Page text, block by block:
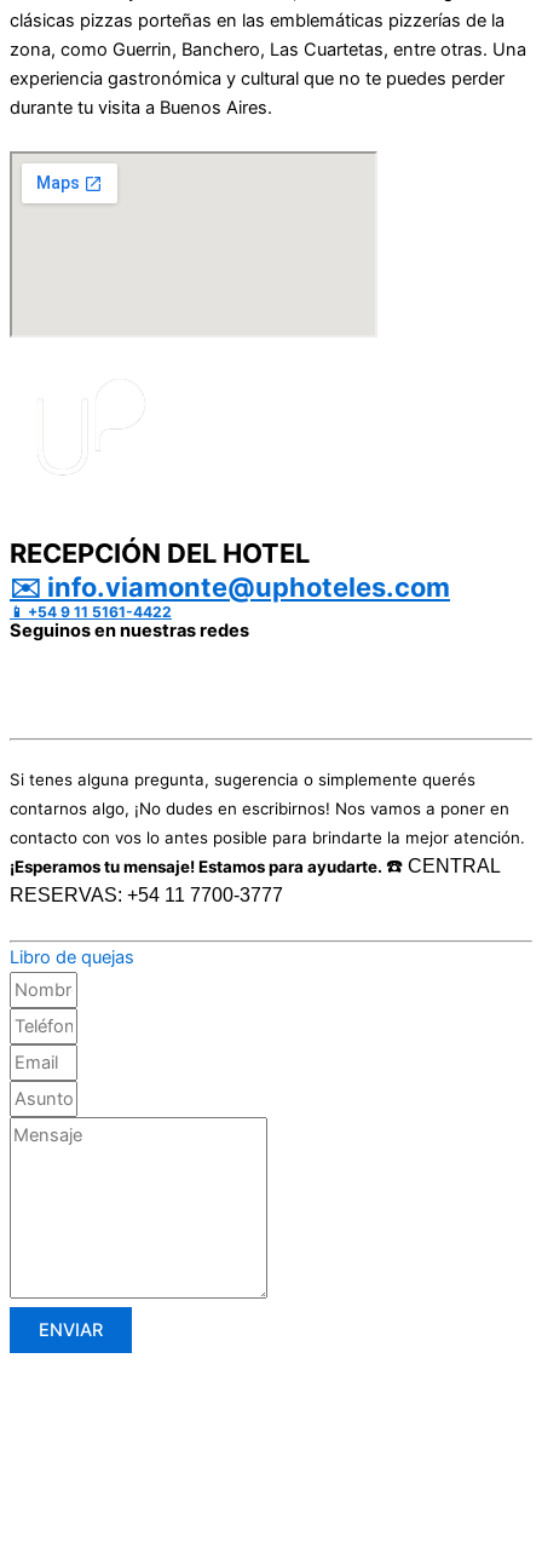
clásicas pizzas porteñas en las emblemáticas pizzerías de la
zona, como Guerrin, Banchero, Las Cuartetas, entre otras. Una
experiencia gastronómica y cultural que no te puedes perder
durante tu visita a Buenos Aires.
RECEPCIÓN DEL HOTEL
✉️ info.viamonte@uphoteles.com
📱 +54 9 11 5161-4422
Seguinos en nuestras redes
Si tenes alguna pregunta, sugerencia o simplemente querés
contarnos algo, ¡No dudes en escribirnos! Nos vamos a poner en
contacto con vos lo antes posible para brindarte la mejor atención.
¡Esperamos tu mensaje! Estamos para ayudarte. ☎️ CENTRAL
RESERVAS: +54 11 7700-3777
Libro de quejas
ENVIAR